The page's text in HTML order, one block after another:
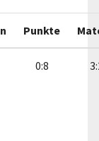
Punkte
0:8